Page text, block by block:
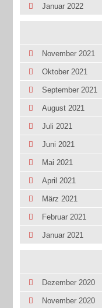
Januar 2022
November 2021
Oktober 2021
September 2021
August 2021
Juli 2021
Juni 2021
Mai 2021
April 2021
März 2021
Februar 2021
Januar 2021
Dezember 2020
November 2020